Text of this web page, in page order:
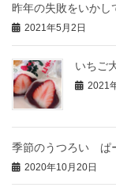
昨年の失敗をいかし
2021年5月2日
いちご
2021
季節のうつろい ぱ
2020年10月20日